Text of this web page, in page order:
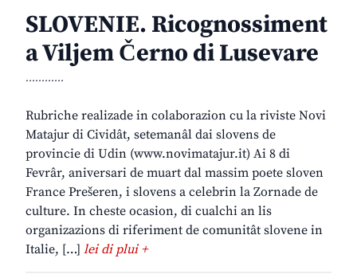
SLOVENIE. Ricognossiment
a Viljem Černo di Lusevare
............
Rubriche realizade in colaborazion cu la riviste Novi
Matajur di Cividât, setemanâl dai slovens de
provincie di Udin (www.novimatajur.it) Ai 8 di
Fevrâr, aniversari de muart dal massim poete sloven
France Prešeren, i slovens a celebrin la Zornade de
culture. In cheste ocasion, di cualchi an lis
organizazions di riferiment de comunitât slovene in
Italie, […] lei di plui +